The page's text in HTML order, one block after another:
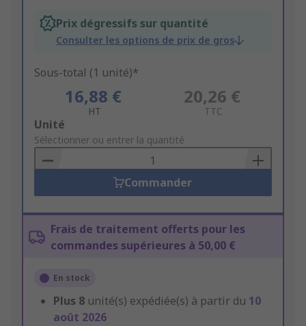
Prix dégressifs sur quantité
Consulter les options de prix de gros
Sous-total (1 unité)*
16,88 €
HT
20,26 €
TTC
Add
to
Basket
Unité
Sélectionner ou entrer la quantité
Commander
Frais de traitement offerts pour les
commandes supérieures à 50,00 €
En stock
Plus 8 unité(s) expédiée(s) à partir du 10
août 2026